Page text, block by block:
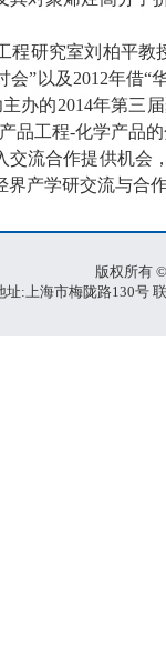
程研究室刘柏平
”以及2012年借
办的2014年第三
品工程-化学产品
交流合作提供机会
产学研交流与合
版权所有
址:上海市梅陇路130号